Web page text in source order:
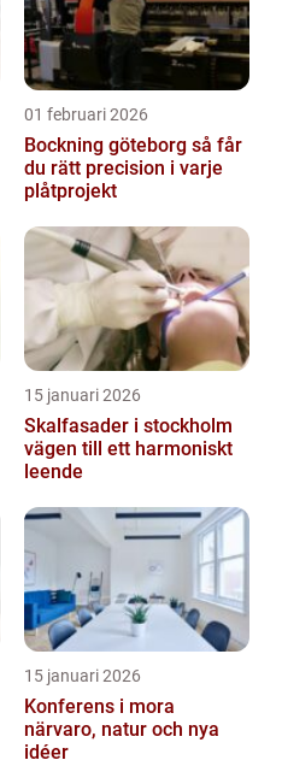
01 februari 2026
Bockning göteborg så får
du rätt precision i varje
plåtprojekt
15 januari 2026
Skalfasader i stockholm
vägen till ett harmoniskt
leende
15 januari 2026
Konferens i mora
närvaro, natur och nya
idéer